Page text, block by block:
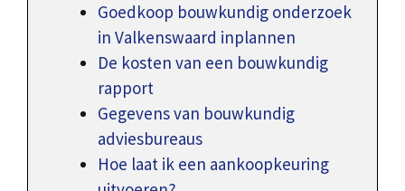
Goedkoop bouwkundig onderzoek
in Valkenswaard inplannen
De kosten van een bouwkundig
rapport
Gegevens van bouwkundig
adviesbureaus
Hoe laat ik een aankoopkeuring